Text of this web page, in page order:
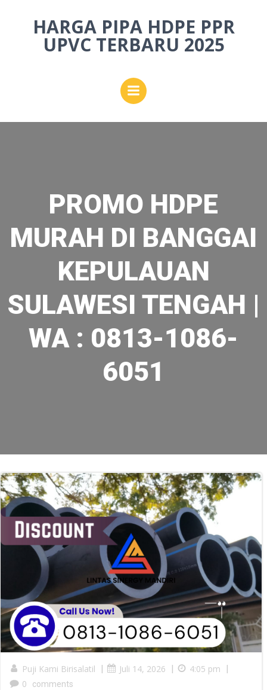
to
content
HARGA PIPA HDPE PPR
UPVC TERBARU 2025
PROMO HDPE
MURAH DI BANGGAI
KEPULAUAN
SULAWESI TENGAH |
WA : 0813-1086-
6051
Puji Kami Birisalatil | Juli 14, 2026 | 4:05 pm
|
0
comments